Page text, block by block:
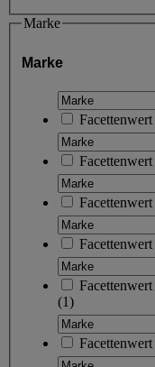
Marke
Marke
Facettenwert
Facettenwert
Facettenwert
Facettenwert
Facettenwert
(1)
Facettenwert